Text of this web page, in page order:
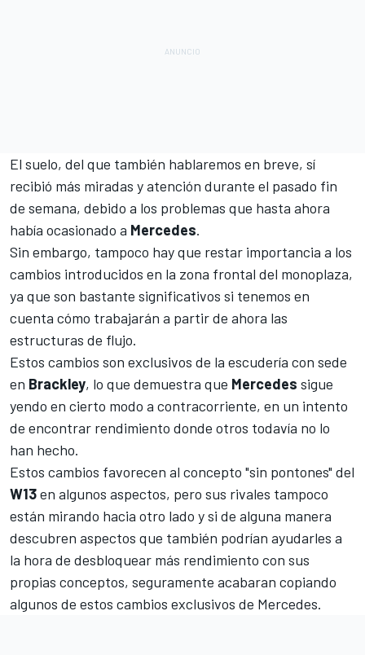
El suelo, del que también hablaremos en breve, sí
recibió más miradas y atención durante el pasado fin
de semana, debido a los problemas que hasta ahora
había ocasionado a Mercedes.
Sin embargo, tampoco hay que restar importancia a los
cambios introducidos en la zona frontal del monoplaza,
ya que son bastante significativos si tenemos en
cuenta cómo trabajarán a partir de ahora las
estructuras de flujo.
Estos cambios son exclusivos de la escudería con sede
en Brackley, lo que demuestra que Mercedes sigue
yendo en cierto modo a contracorriente, en un intento
de encontrar rendimiento donde otros todavía no lo
han hecho.
Estos cambios favorecen al concepto "sin pontones" del
W13en algunos aspectos, pero sus rivales tampoco
están mirando hacia otro lado y si de alguna manera
descubren aspectos que también podrían ayudarles a
la hora de desbloquear más rendimiento con sus
propias conceptos, seguramente acabaran copiando
algunos de estos cambios exclusivos de Mercedes.